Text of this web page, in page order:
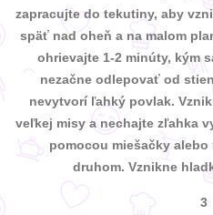
zapracujte do tekutiny, aby
späť nad oheň a na malom
ohrievajte 1-2 minúty, kým
nezačne odlepovať od
nevytvorí ľahký povlak.
veľkej misy a nechajte zľahka
pomocou miešačky
druhom. Vznikne
3